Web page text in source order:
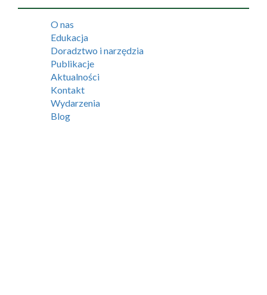
O nas
Edukacja
Doradztwo i narzędzia
Publikacje
Aktualności
Kontakt
Wydarzenia
Blog